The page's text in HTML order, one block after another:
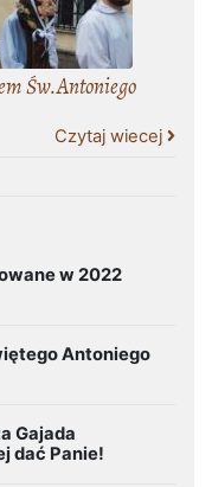
Św.Antoniego
Czytaj wiecej
w 2022
Antoniego
Gajada
dać Panie!